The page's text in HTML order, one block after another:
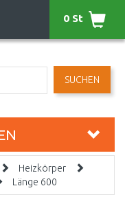
SUCHEN
0 St
Heizkörper
Länge 600